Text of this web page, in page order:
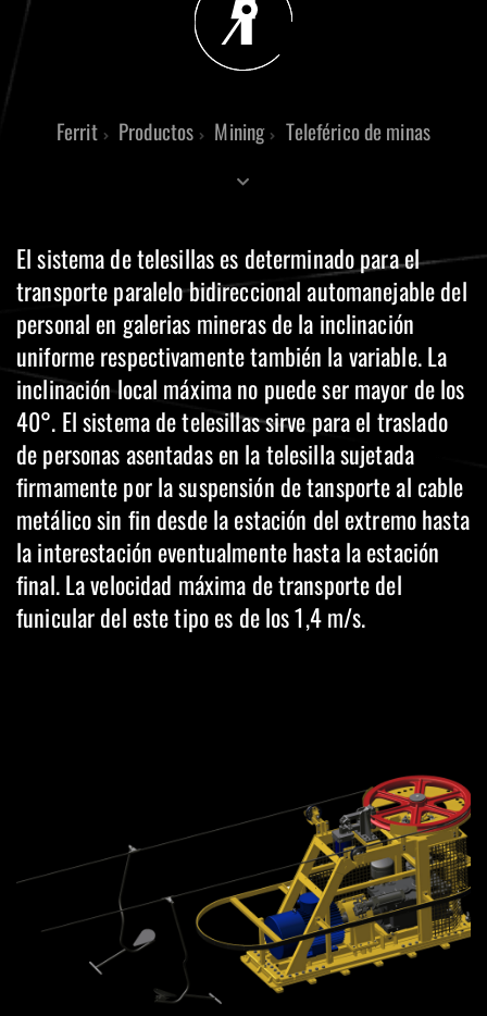
Ferrit Productos Mining Teleférico de minas
El sistema de telesillas es determinado para el
transporte paralelo bidireccional automanejable del
personal en galerias mineras de la inclinación
uniforme respectivamente también la variable. La
inclinación local máxima no puede ser mayor de los
40°. El sistema de telesillas sirve para el traslado
de personas asentadas en la telesilla sujetada
firmamente por la suspensión de tansporte al cable
metálico sin fin desde la estación del extremo hasta
la interestación eventualmente hasta la estación
final. La velocidad máxima de transporte del
funicular del este tipo es de los 1,4 m/s.